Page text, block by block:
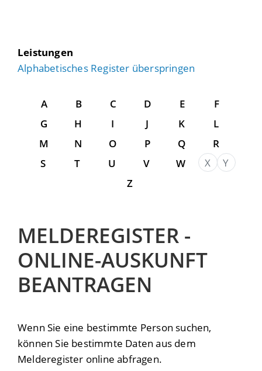
Leistungen
Alphabetisches Register überspringen
A B C D E
F
G
H I J K
L
M
N O P Q
R
S
T U V W X
Y
Z
MELDEREGISTER -
ONLINE-AUSKUNFT
BEANTRAGEN
Wenn Sie eine bestimmte Person suchen,
können Sie bestimmte Daten aus dem
Melderegister online abfragen.